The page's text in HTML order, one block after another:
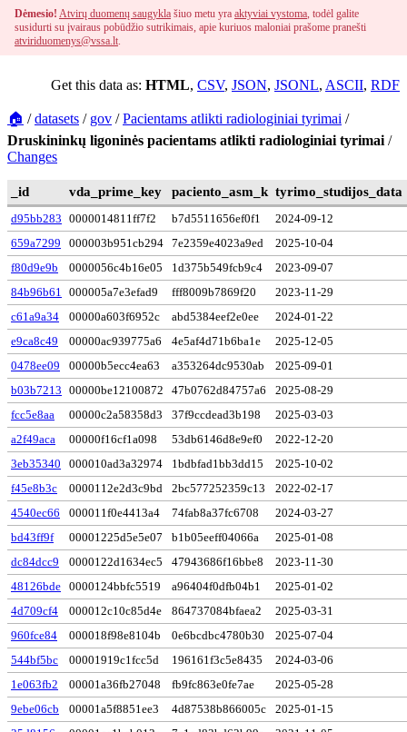
Dėmesio! Atvirų duomenų saugykla šiuo metu yra aktyviai vystoma, todėl galite
susidurti su įvairaus pobūdžio sutrikimais, apie kuriuos maloniai prašome pranešti
atviriduomenys@vssa.lt.
Get this data as: HTML, CSV, JSON, JSONL, ASCII, RDF
🏠 /datasets / gov /Pacientams atlikti radiologiniai tyrimai /
Druskininkų ligoninės pacientams atlikti radiologiniai tyrimai /
Changes
_id vda_prime_key paciento_asm_k tyrimo_studijos_data
d95bb283 0000014811ff7f2 b7d5511656ef0f1
2024-09-12
659a7299
000003b951cb294 7e2359e4023a9ed
2025-10-04
f80d9e9b
0000056c4b16e05 1d375b549fcb9c4
2023-09-07
84b96b61 000005a7e3efad9 fff8009b7869f20
2023-11-29
c61a9a34
00000a603f6952c abd5384eef2e0ee
2024-01-22
e9ca8c49
00000ac939775a6 4e5af4d71b6ba1e
2025-12-05
0478ee09
00000b5ecc4ea63 a353264dc9530ab
2025-09-01
b03b7213 00000be12100872 47b0762d84757a6
2025-08-29
fcc5e8aa
00000c2a58358d3 37f9ccdead3b198
2025-03-03
a2f49aca
00000f16cf1a098 53db6146d8e9ef0
2022-12-20
3eb35340
000010ad3a32974 1bdbfad1bb3dd15
2025-10-02
f45e8b3c
0000112e2d3c9bd 2bc577252359c13
2022-02-17
4540ec66
000011f0e4413a4 74fab8a37fc6708
2024-03-27
bd43ff9f
00001225d5e5e07 b1b05eeff04066a
2025-01-08
dc84dcc9
0000122d1634ec5 47943686f16bbe8
2023-11-30
48126bde 0000124bbfc5519 a96404f0dfb04b1
2025-01-02
4d709cf4
000012c10c85d4e 864737084bfaea2
2025-03-31
960fce84
000018f98e8104b 0e6bcdbc4780b30
2025-07-04
544bf5bc
00001919c1fcc5d 196161f3c5e8435
2024-03-06
1e063fb2
00001a36fb27048 fb9fc863e0fe7ae
2025-05-28
9ebe06cb
00001a5f8851ee3 4d87538b866005c
2025-01-15